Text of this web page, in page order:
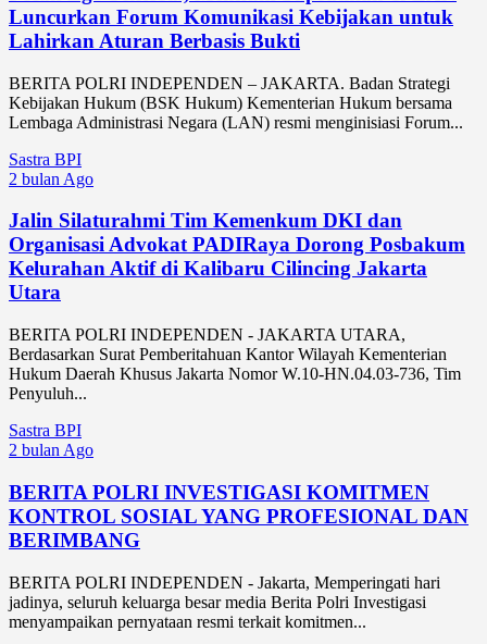
Luncurkan Forum Komunikasi Kebijakan untuk
Lahirkan Aturan Berbasis Bukti
BERITA POLRI INDEPENDEN – JAKARTA. Badan Strategi
Kebijakan Hukum (BSK Hukum) Kementerian Hukum bersama
Lembaga Administrasi Negara (LAN) resmi menginisiasi Forum...
Sastra BPI
2 bulan Ago
Jalin Silaturahmi Tim Kemenkum DKI dan
Organisasi Advokat PADIRaya Dorong Posbakum
Kelurahan Aktif di Kalibaru Cilincing Jakarta
Utara
BERITA POLRI INDEPENDEN - JAKARTA UTARA,
Berdasarkan Surat Pemberitahuan Kantor Wilayah Kementerian
Hukum Daerah Khusus Jakarta Nomor W.10-HN.04.03-736, Tim
Penyuluh...
Sastra BPI
2 bulan Ago
BERITA POLRI INVESTIGASI KOMITMEN
KONTROL SOSIAL YANG PROFESIONAL DAN
BERIMBANG
BERITA POLRI INDEPENDEN - Jakarta, Memperingati hari
jadinya, seluruh keluarga besar media Berita Polri Investigasi
menyampaikan pernyataan resmi terkait komitmen...